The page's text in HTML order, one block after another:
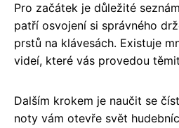
Pro začátek je důležité
patří osvojení si správného
prstů na klávesách. Existuje
videí, které vás provedou
Dalším krokem je naučit se
noty vám otevře svět